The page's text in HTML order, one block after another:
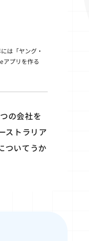
は「ヤング・
アプリを作る
の会社を
ストラリア
ついてうか